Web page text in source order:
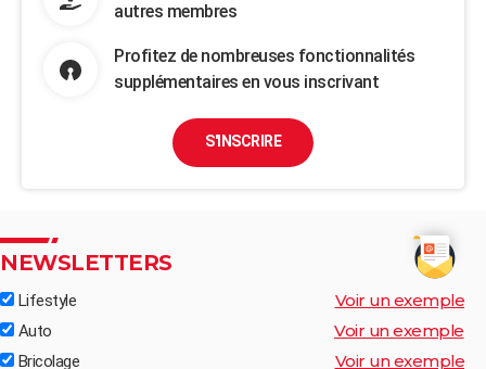
autres membres
Profitez de nombreuses fonctionnalités
supplémentaires en vous inscrivant
S'INSCRIRE
NEWSLETTERS
Lifestyle Voir un exemple
Auto Voir un exemple
Bricolage Voir un exemple